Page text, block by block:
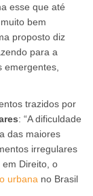
esse que até
bem
proposto diz
para a
emergentes,
trazidos por
: “A dificuldade
das maiores
irregulares
em Direito, o
urbana no Brasil